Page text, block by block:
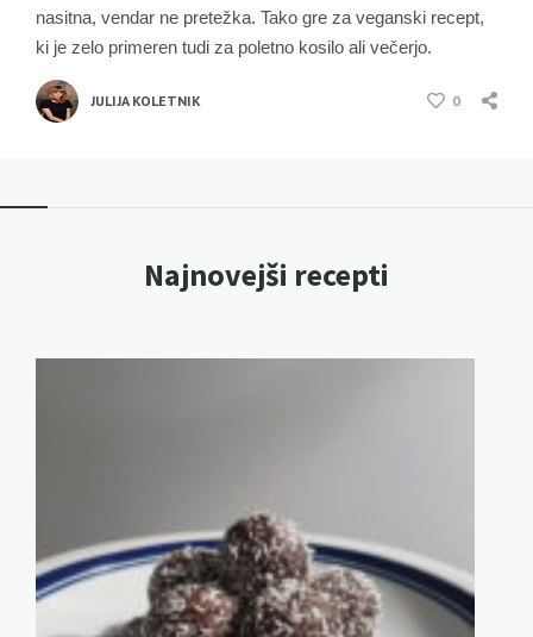
nasitna, vendar ne pretežka. Tako gre za veganski recept,
ki je zelo primeren tudi za poletno kosilo ali večerjo.
JULIJA KOLETNIK 0
Najnovejši recepti